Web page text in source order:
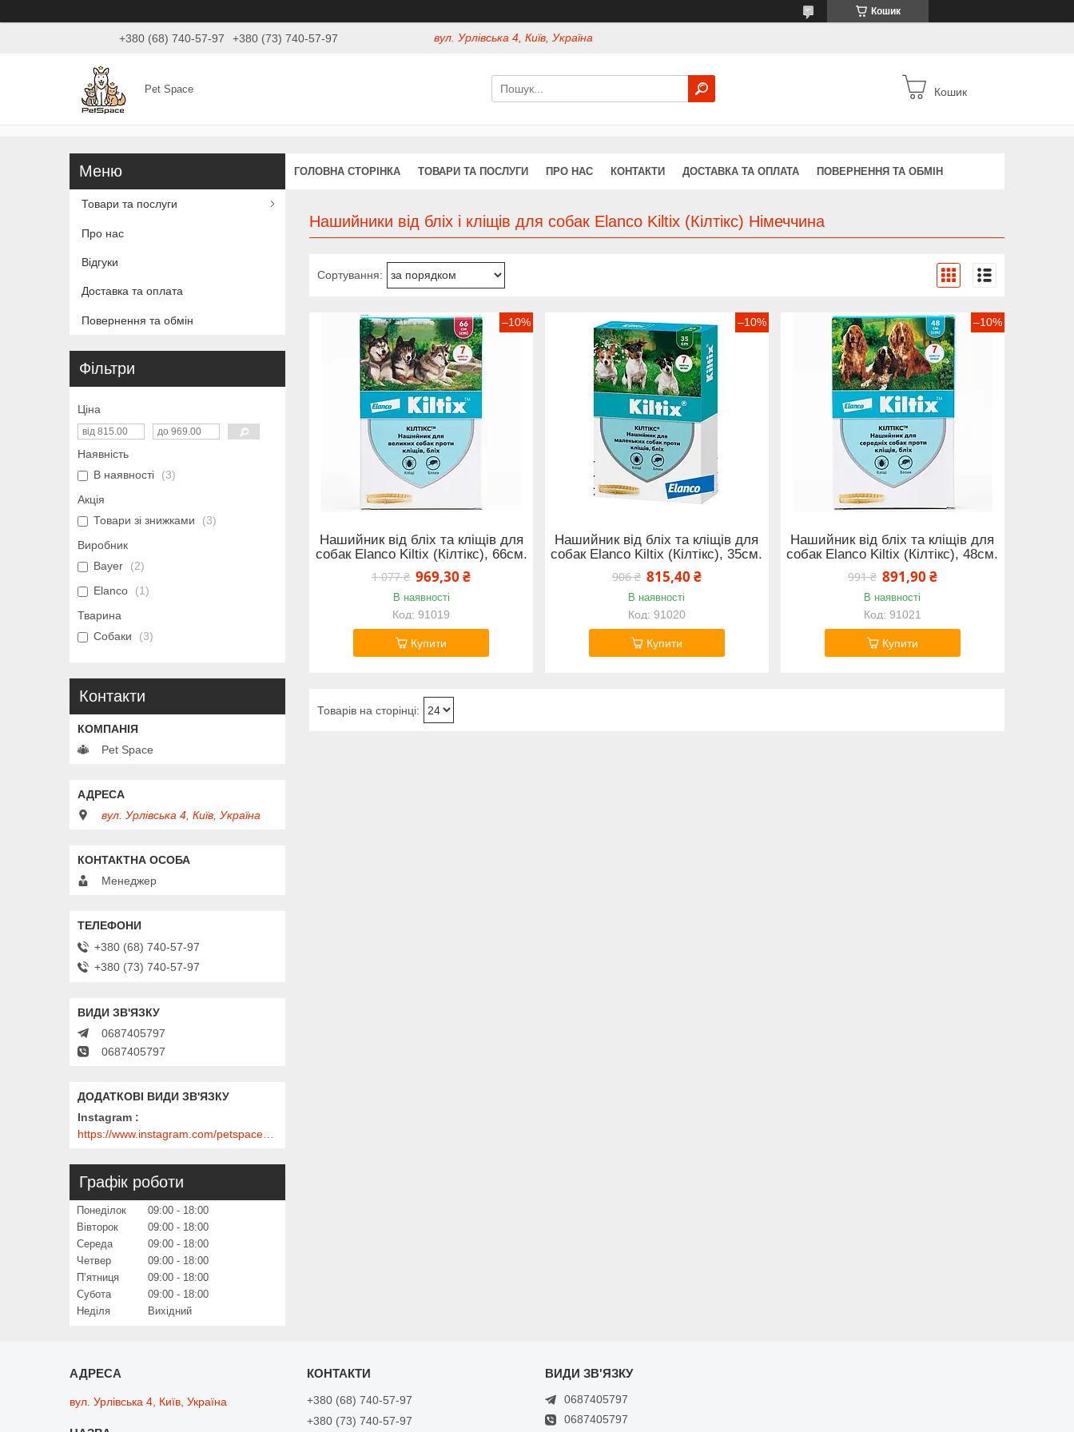
Кошик
+380 (68) 740-57-97 +380 (73) 740-57-97 вул. Урлівська 4, Київ, Україна
Pet Space Кошик
ГОЛОВНА СТОРІНКА ТОВАРИ ТА ПОСЛУГИ ПРО НАС КОНТАКТИ ДОСТАВКА ТА ОПЛАТА ПОВЕРНЕННЯ ТА ОБМІН
Нашийники від бліх і кліщів для собак Elanco Kiltix (Кілтікс) Німеччина
–10%
Нашийник від бліх та кліщів для
собак Elanco Kiltix (Кілтікс), 66см.
1 077 ₴ 969,30 ₴
В наявності
91019
Купити
–10%
Нашийник від бліх та кліщів для
собак Elanco Kiltix (Кілтікс), 35см.
906 ₴ 815,40 ₴
В наявності
91020
Купити
–10%
Нашийник від бліх та кліщів для
собак Elanco Kiltix (Кілтікс), 48см.
991 ₴ 891,90 ₴
В наявності
91021
Купити
Товари та послуги
Про нас
Відгуки
Доставка та оплата
Повернення та обмін
Фільтри
Ціна
Наявність
В наявності
3
Акція
Товари зі знижками
3
Виробник
Bayer
2
Elanco
1
Тварина
Собаки
3
Контакти
Pet Space
вул. Урлівська 4, Київ, Україна
Менеджер
+380 (68) 740-57-97
+380 (73) 740-57-97
0687405797
0687405797
Instagram
Графік роботи
Понеділок 09:00
18:00
Вівторок
09:00
18:00
Середа
09:00
18:00
Четвер
09:00
18:00
Пʼятниця
09:00
18:00
Субота
09:00
18:00
Неділя
Вихідний
вул. Урлівська 4, Київ, Україна
+380 (68) 740-57-97
+380 (73) 740-57-97
0687405797
0687405797